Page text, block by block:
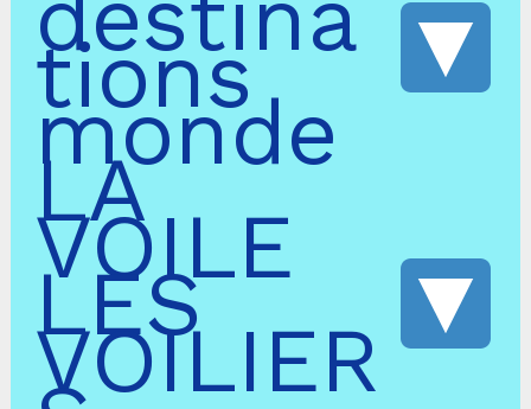
tions
monde
LA
VOILE
LES
VOILIER